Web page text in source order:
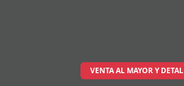
VENTA AL MAYOR Y DETAL